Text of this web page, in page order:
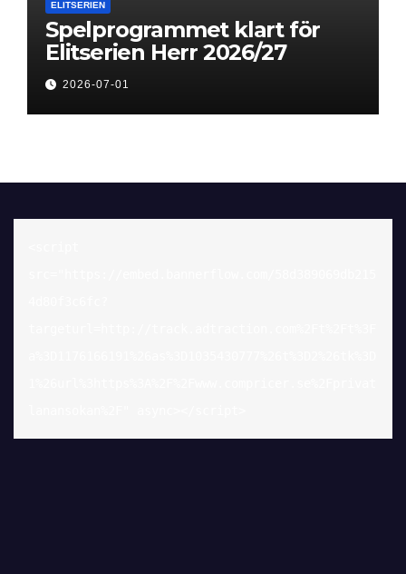
ELITSERIEN
Spelprogrammet klart för
Elitserien Herr 2026/27
2026-07-01